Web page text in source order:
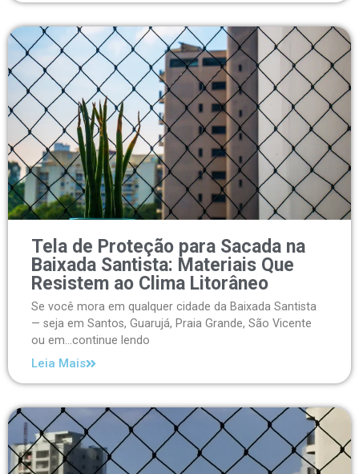
Tela de Proteção para Sacada na
Baixada Santista: Materiais Que
Resistem ao Clima Litorâneo
Se você mora em qualquer cidade da Baixada Santista
— seja em Santos, Guarujá, Praia Grande, São Vicente
ou em...continue lendo
Leia Mais